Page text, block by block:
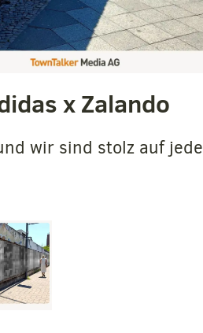
x Zalando
wir sind stolz auf jede